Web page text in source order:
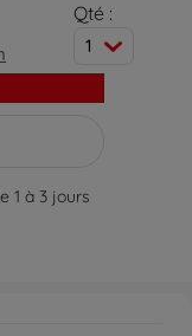
Qté :
1
1 à 3 jours